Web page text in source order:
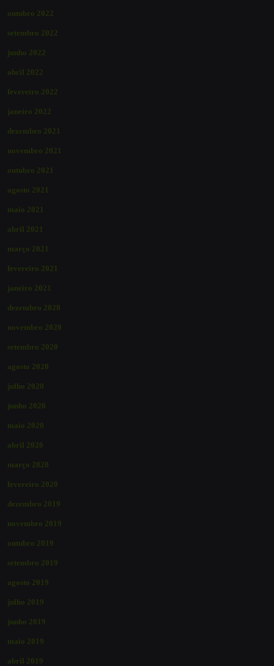
outubro 2022
setembro 2022
junho 2022
abril 2022
fevereiro 2022
janeiro 2022
dezembro 2021
novembro 2021
outubro 2021
agosto 2021
maio 2021
abril 2021
março 2021
fevereiro 2021
janeiro 2021
dezembro 2020
novembro 2020
setembro 2020
agosto 2020
julho 2020
junho 2020
maio 2020
abril 2020
março 2020
fevereiro 2020
dezembro 2019
novembro 2019
outubro 2019
setembro 2019
agosto 2019
julho 2019
junho 2019
maio 2019
abril 2019